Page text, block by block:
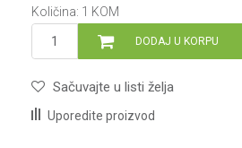
Količina: 1 KOM
DODAJ U KORPU
Sačuvajte u listi želja
Uporedite proizvod